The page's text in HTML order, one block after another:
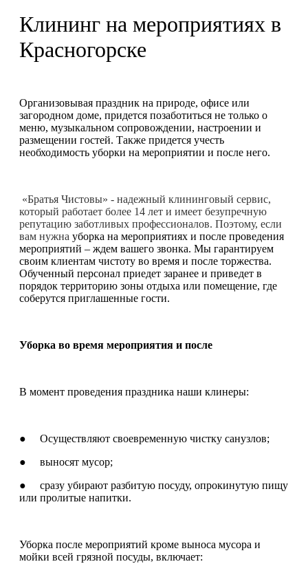
Клининг на мероприятиях в
Красногорске
Организовывая праздник на природе, офисе или
загородном доме, придется позаботиться не только о
меню, музыкальном сопровождении, настроении и
размещении гостей. Также придется учесть
необходимость уборки на мероприятии и после него.
«Братья Чистовы» - надежный клининговый сервис,
который работает более 14 лет и имеет безупречную
репутацию заботливых профессионалов. Поэтому, если
вам нужна уборка на мероприятиях и после проведения
мероприятий – ждем вашего звонка. Мы гарантируем
своим клиентам чистоту во время и после торжества.
Обученный персонал приедет заранее и приведет в
порядок территорию зоны отдыха или помещение, где
соберутся приглашенные гости.
Уборка во время мероприятия и после
В момент проведения праздника наши клинеры:
● Осуществляют своевременную чистку санузлов;
● выносят мусор;
● сразу убирают разбитую посуду, опрокинутую пищу
или пролитые напитки.
Уборка после мероприятий кроме выноса мусора и
мойки всей грязной посуды, включает: